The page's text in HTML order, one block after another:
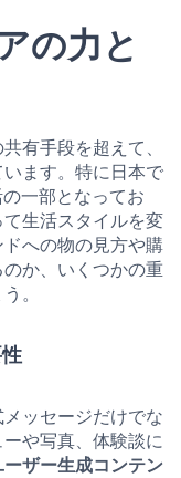
の力と
有手段を超えて、
ます。特に日本で
一部となってお
生活スタイルを変
への物の見方や購
か、いくつかの重
。
ッセージだけでな
や写真、体験談に
ーザー生成コンテン